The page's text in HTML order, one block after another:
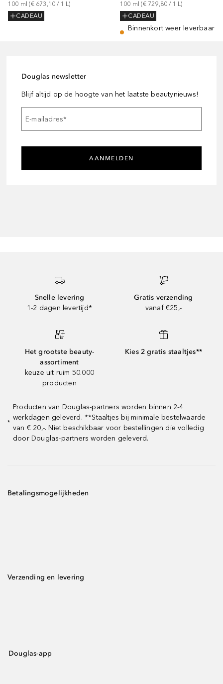
100 ml (€ 673,10 / 1 L)
CADEAU
100 ml (€ 729,80 / 1 L)
CADEAU
Binnenkort weer leverbaar
Douglas newsletter
Blijf altijd op de hoogte van het laatste beautynieuws!
E-mailadres*
AANMELDEN
Snelle levering
1-2 dagen levertijd*
Gratis verzending
vanaf €25,-
Het grootste beauty-
assortiment
keuze uit ruim 50.000
producten
Kies 2 gratis staaltjes**
*
Producten van Douglas-partners worden binnen 2-4
werkdagen geleverd. **Staaltjes bij minimale bestelwaarde
van € 20,-. Niet beschikbaar voor bestellingen die volledig
door Douglas-partners worden geleverd.
Betalingsmogelijkheden
Verzending en levering
Douglas-app